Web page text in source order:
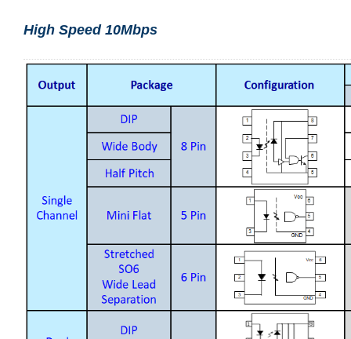
High Speed 10Mbps